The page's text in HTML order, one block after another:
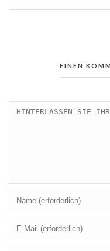
EINEN